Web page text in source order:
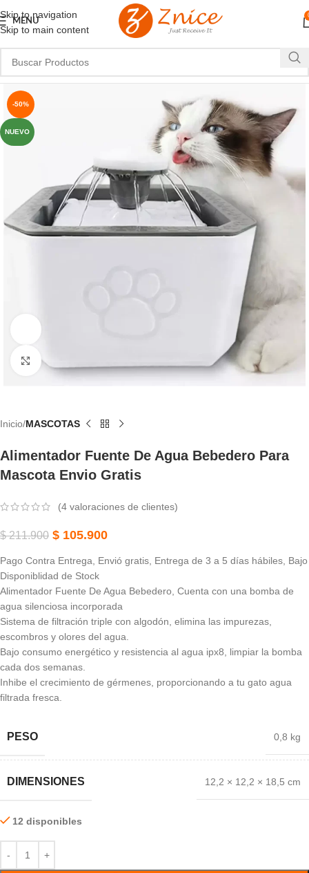
Skip to navigation
Skip to main content
MENU
-50%
NUEVO
Haga Clic Para Ampliar
Inicio MASCOTAS
Alimentador Fuente De Agua Bebedero Para
Mascota Envio Gratis
(4 valoraciones de clientes)
$211.900 $ 105.900
Pago Contra Entrega, Envió gratis, Entrega de 3 a 5 días hábiles, Bajo
Disponiblidad de Stock
Alimentador Fuente De Agua Bebedero, Cuenta con una bomba de
agua silenciosa incorporada
Sistema de filtración triple con algodón, elimina las impurezas,
escombros y olores del agua.
Bajo consumo energético y resistencia al agua ipx8, limpiar la bomba
cada dos semanas.
Inhibe el crecimiento de gérmenes, proporcionando a tu gato agua
filtrada fresca.
PESO 0,8 kg
DIMENSIONES 12,2 × 12,2 × 18,5 cm
12 disponibles